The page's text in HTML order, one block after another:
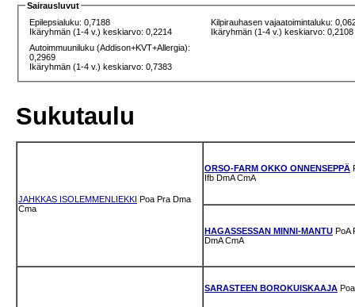
Sairausluvut
Epilepsialuku: 0,7188
Ikäryhmän (1-4 v.) keskiarvo: 0,2214
Kilpirauhasen vajaatoimintaluku:
Ikäryhmän (1-4 v.) keskiarvo: 0,2108
Autoimmuuniluku (Addison+KVT+Allergia):
0,2969
Ikäryhmän (1-4 v.) keskiarvo: 0,7383
Sukutaulu
JAHKKAS ISOLEMMENLIEKKI Poa Pra Dma
Cma
ORSO-FARM OKKO ONNENSEPPÄ
Ifb DmA CmA
HAGASSESSAN MINNI-MANTU PoA
DmA CmA
SARASTEEN BOROKUISKAAJA Poa